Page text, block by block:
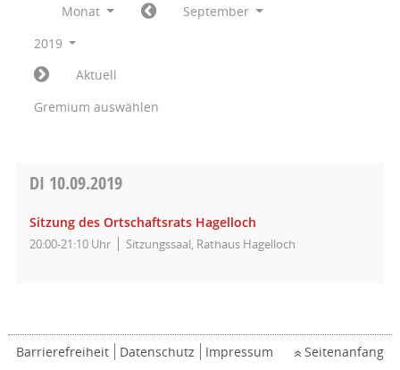
Monat
September
2019
Aktuell
Gremium auswählen
DI 10.09.2019
Sitzung des Ortschaftsrats Hagelloch
20:00-21:10 Uhr Sitzungssaal, Rathaus Hagelloch
Barrierefreiheit Datenschutz Impressum Seitenanfang